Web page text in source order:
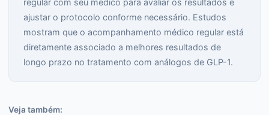
regular com seu médico para avaliar os resultados e
ajustar o protocolo conforme necessário. Estudos
mostram que o acompanhamento médico regular está
diretamente associado a melhores resultados de
longo prazo no tratamento com análogos de GLP-1.
Veja também: